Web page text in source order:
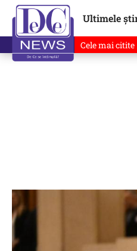
Ultimele
Cele mai citite